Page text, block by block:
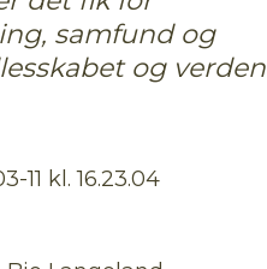
samfund og
og verden